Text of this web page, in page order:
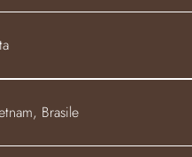
Brasile